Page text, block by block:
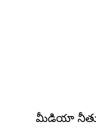
మీడియా